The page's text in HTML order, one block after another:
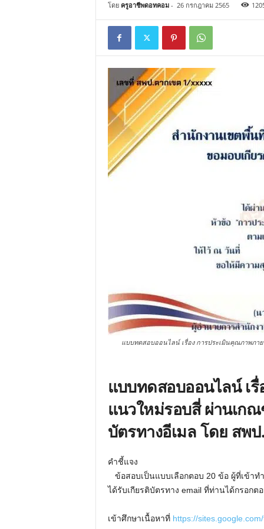
โดย ครูอาชีพดอทคอม- 26 กรกฎาคม 2565
แบบทดสอบออนไลน์ เรื่อง การประเมินคุณภาพภา
แบบทดสอบออนไลน์ เ
แนวใหม่รอบสี่ ผ่านเก
บัตรทางอีเมล โดย สพ
คำชี้แจง
ข้อสอบเป็นแบบเลือกตอบ 20 ข้อ ผู้ที่เข้า
ได้รับเกียรติบัตรทาง email ที่ท่านได้กรอกต
เข้าศึกษาเนื้อหาที่ https://